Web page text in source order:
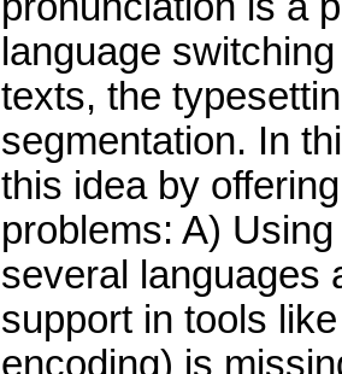
language
texts, the
segmentation. In
this idea by
problems: A)
several languages
support in tools
encoding) is